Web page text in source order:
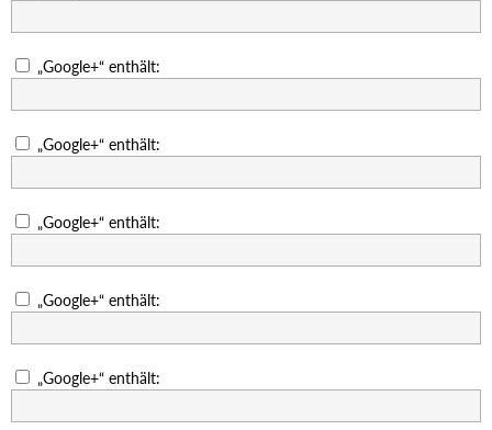
„Google+“ enthält:
„Google+“ enthält:
„Google+“ enthält:
„Google+“ enthält:
„Google+“ enthält: